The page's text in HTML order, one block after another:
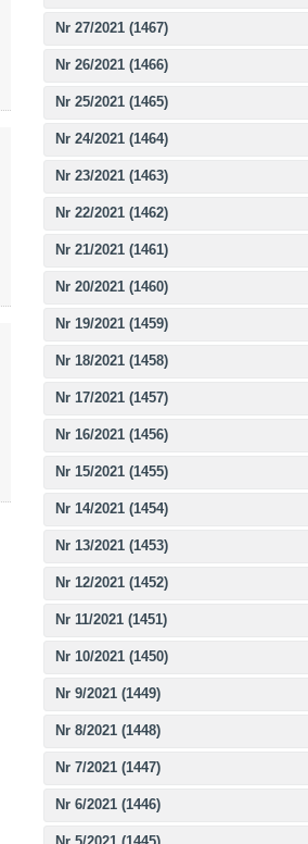
Nr 27/2021 (1467)
Nr 26/2021 (1466)
Nr 25/2021 (1465)
Nr 24/2021 (1464)
Nr 23/2021 (1463)
Nr 22/2021 (1462)
Nr 21/2021 (1461)
Nr 20/2021 (1460)
Nr 19/2021 (1459)
Nr 18/2021 (1458)
Nr 17/2021 (1457)
Nr 16/2021 (1456)
Nr 15/2021 (1455)
Nr 14/2021 (1454)
Nr 13/2021 (1453)
Nr 12/2021 (1452)
Nr 11/2021 (1451)
Nr 10/2021 (1450)
Nr 9/2021 (1449)
Nr 8/2021 (1448)
Nr 7/2021 (1447)
Nr 6/2021 (1446)